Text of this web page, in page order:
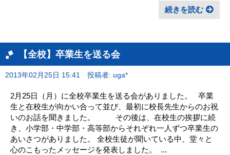
続きを読む
【全校】卒業生を送る会
2013年02月25日 15:41 投稿者: uga*
2月25日（月）に全校卒業生を送る会がありました。 卒業
生と在校生が向かい合って並び、最初に校長先生からのお祝
いのお話を聞きました。 その後は、在校生の挨拶に続
き、小学部・中学部・高等部からそれぞれ一人ずつ卒業生の
あいさつがありました。 全校生徒が聞いている中、堂々と
心のこもったメッセージを発表しました。 ...